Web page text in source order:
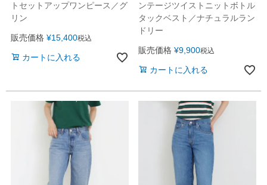
トセットアップワンピース／グ
リン
販売価格 ¥15,400税込
カートに入れる
ンテージツイストニットボトル
タックベスト／ナチュラルラン
ドリー
販売価格 ¥9,900税込
カートに入れる